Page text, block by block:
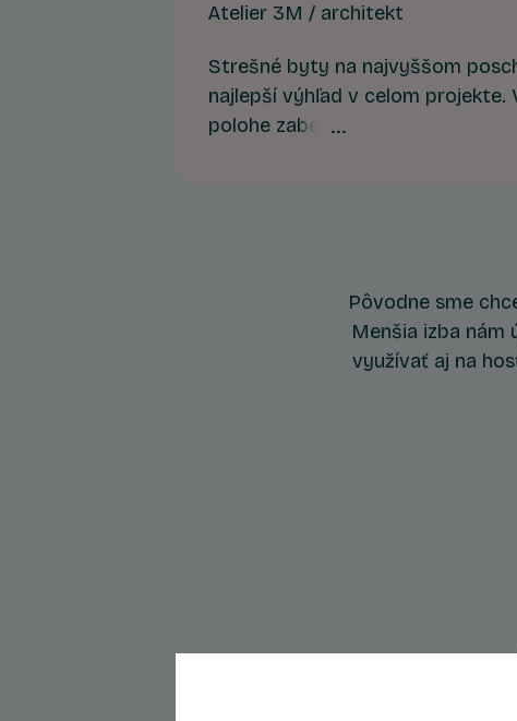
Atelier 3M / architekt
Strešné byty na najvyššom
najlepší výhľad v celom projekte.
polohe zabezpečujú maximálne
Pôvodne sme
Menšia izba nám
využívať aj na